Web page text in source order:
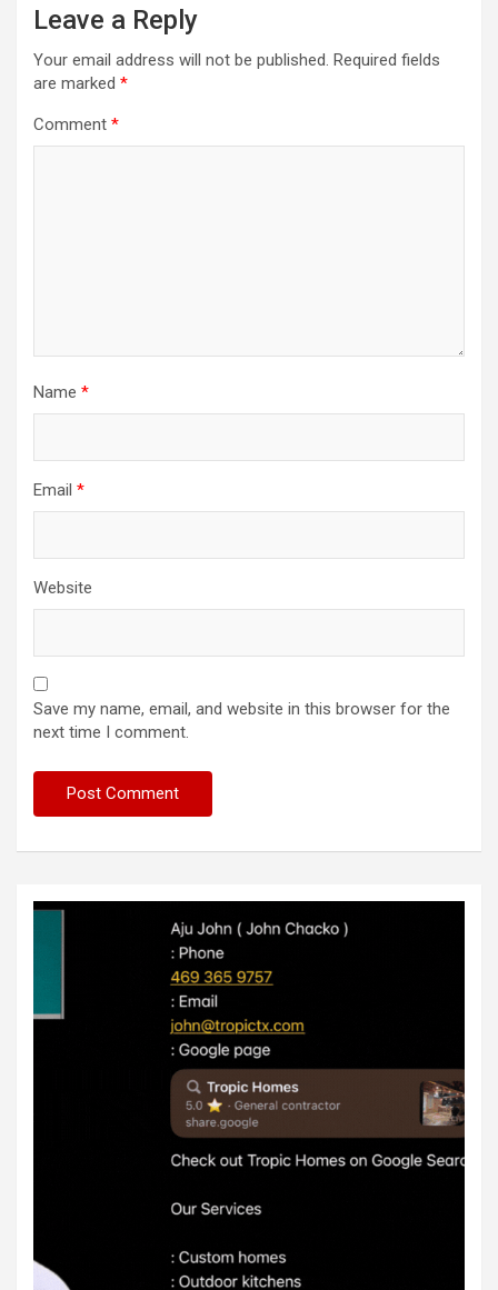
Leave a Reply
Your email address will not be published. Required fields
are marked *
Comment *
Name *
Email *
Website
Save my name, email, and website in this browser for the
next time I comment.